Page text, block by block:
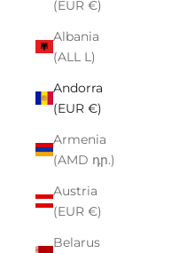
(EUR €)
Albania
(ALL L)
Andorra
(EUR €)
Armenia
(AMD դր.)
Austria
(EUR €)
Belarus